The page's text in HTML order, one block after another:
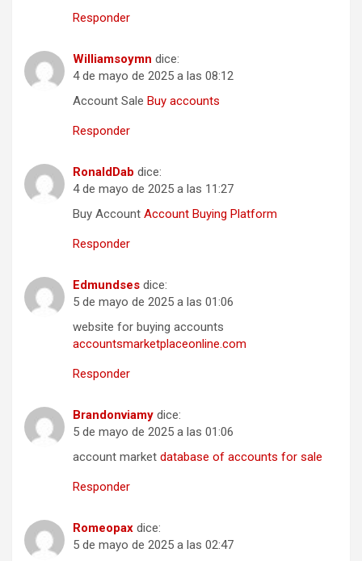
Responder
Williamsoymn dice:
4 de mayo de 2025 a las 08:12
Account Sale Buy accounts
Responder
RonaldDab dice:
4 de mayo de 2025 a las 11:27
Buy Account Account Buying Platform
Responder
Edmundses dice:
5 de mayo de 2025 a las 01:06
website for buying accounts
accountsmarketplaceonline.com
Responder
Brandonviamy dice:
5 de mayo de 2025 a las 01:06
account market database of accounts for sale
Responder
Romeopax dice:
5 de mayo de 2025 a las 02:47